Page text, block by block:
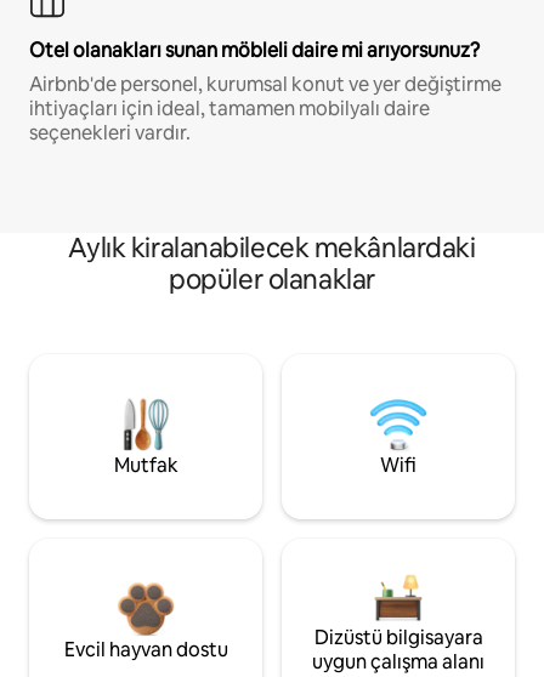
Otel olanakları sunan möbleli daire mi arıyorsunuz?
Airbnb'de personel, kurumsal konut ve yer değiştirme
ihtiyaçları için ideal, tamamen mobilyalı daire
seçenekleri vardır.
Aylık kiralanabilecek mekânlardaki
popüler olanaklar
Mutfak Wifi
Evcil hayvan dostu
Dizüstü bilgisayara
uygun çalışma alanı